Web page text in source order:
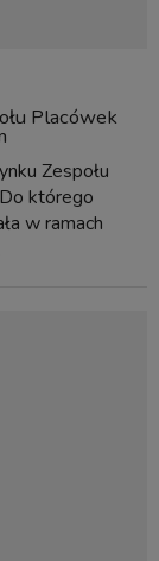
Placówek
Zespołu
którego
w ramach